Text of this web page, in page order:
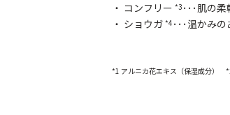
・ コンフリー *3 ･･･肌の
・ ショウガ *4 ･･･温かみの
*1 アルニカ花エキス（保湿成分）